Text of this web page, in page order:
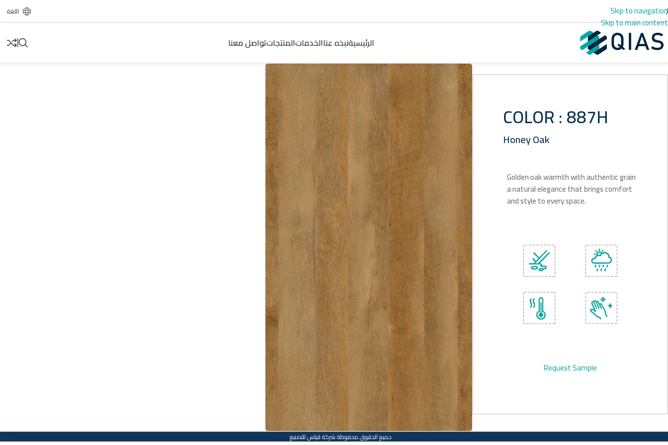
Skip to navigation
Skip to main content
اللغة
الرئيسيةنبذه عناالخدماتالمنتجاتتواصل معنا
COLOR : 887H
Honey Oak
Golden oak warmth with authentic grain
a natural elegance that brings comfort
and style to every space.
Request Sample
جميع الحقوق محفوظة شركة قياس للتصنيع